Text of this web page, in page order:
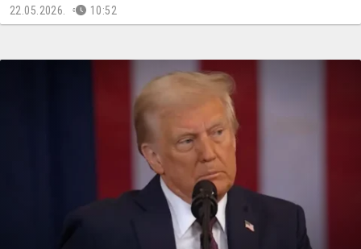
22.05.2026. 10:52